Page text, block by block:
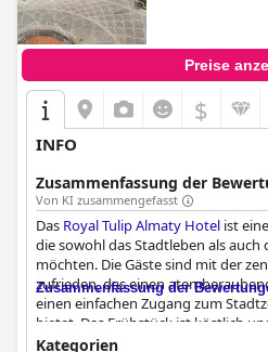
Preise
$
INFO
Zusammenfassung der
Von KI zusammengefasst
Das Royal Tulip Almaty Hotel ist
die sowohl das Stadtleben als auch
möchten. Die Gäste sind mit der
zufrieden, das einen
einen einfachen Zugang zum
bietet. Das Frühstück ist köstlich
Optionen, und das Personal ist
Zusammenfassung der
Kategorien